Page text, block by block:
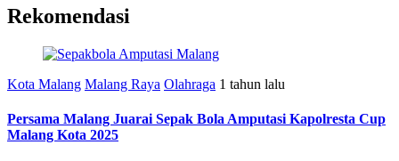
Rekomendasi
Kota Malang Malang Raya Olahraga 1 tahun lalu
Persama Malang Juarai Sepak Bola Amputasi Kapolresta Cup
Malang Kota 2025